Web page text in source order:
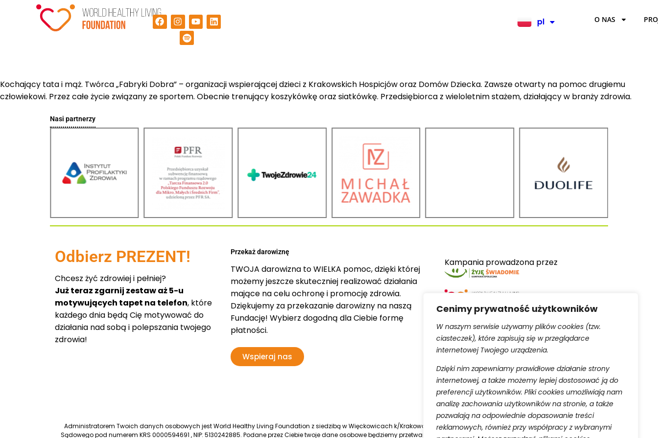
Cenimy prywatność użytkowników
W naszym serwisie używamy plików cookies (tzw.
ciasteczek), które zapisują się w przeglądarce
internetowej Twojego urządzenia.
Dzięki nim zapewniamy prawidłowe działanie strony
internetowej, a także możemy lepiej dostosować ją do
preferencji użytkowników. Pliki cookies umożliwiają nam
analizę zachowania użytkowników na stronie, a także
pozwalają na odpowiednie dopasowanie treści
reklamowych, również przy współpracy z wybranymi
pl
en O NAS
Kochający tata i mąż. Twórca „Fabryki Dobra” – organizacji wspierającej dzieci z Krakowskich Hospicjów oraz Domów Dziecka. Zawsze otwarty na pomoc drugiemu
człowiekowi. Przez całe życie związany ze sportem. Obecnie trenujący koszykówkę oraz siatkówkę. Przedsiębiorca z wieloletnim stażem, działający w branży zdrowia.
Nasi partnerzy
Odbierz PREZENT!
Chcesz żyć zdrowiej i pełniej?
Już teraz zgarnij zestaw aż 5-u
motywujących tapet na telefon, które
każdego dnia będą Cię motywować do
działania nad sobą i polepszania twojego
zdrowia!
Przekaż darowiznę
TWOJA darowizna to WIELKA pomoc, dzięki której
możemy jeszcze skuteczniej realizować działania
mające na celu ochronę i promocję zdrowia.
Dziękujemy za przekazanie darowizny na naszą
Fundację! Wybierz dogodną dla Ciebie formę
płatności.
Wspieraj nas
Kampania prowadzona przez
Serwis obsługiwany przez
Administratorem Twoich danych osobowych jest World Healthy Living Foundation z siedzibą w Więckowicach k/Krakowa, wpisaną do rejestru przedsiębiorców Krajowego Rejestru
Sądowego pod numerem KRS 0000594691 , NIP: 5130242885. Podane przez Ciebie twoje dane osobowe będziemy przetwarzać w celu wykonania umowy o świadczenie usług drogą